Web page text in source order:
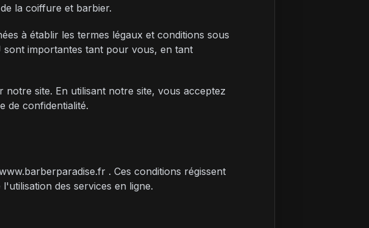
la coiffure et barbier.
à établir les termes légaux et conditions sous
sont importantes tant pour vous, en tant
site. En utilisant notre site, vous acceptez
de confidentialité.
. Ces conditions régissent
des services en ligne.